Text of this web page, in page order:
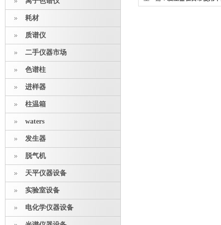
耗材
质谱仪
二手仪器市场
色谱柱
进样器
柱温箱
waters
发生器
脱气机
天平仪器设备
实验室设备
电化学仪器设备